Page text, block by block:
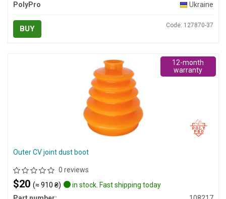
PolyPro
Ukraine
BUY Code: 127870-37
Outer CV joint dust boot
0 reviews
$20 (≈ 910 ₴)
in stock. Fast shipping today
12-month
warranty